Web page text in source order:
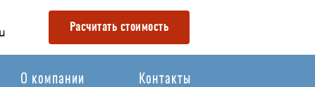
Расчитать стоимость
О компании Контакты